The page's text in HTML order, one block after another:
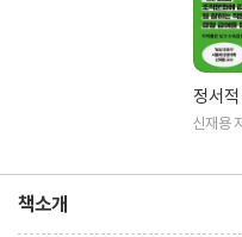
정서
신재용
책소개